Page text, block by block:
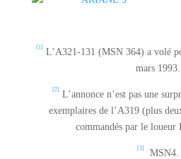
[1] L’A321-131 (MSN 364) a volé
mars 1993.
[2] L’annonce n’est pas une
exemplaires de l’A319 (plus
commandés par le
[3] MSN4.